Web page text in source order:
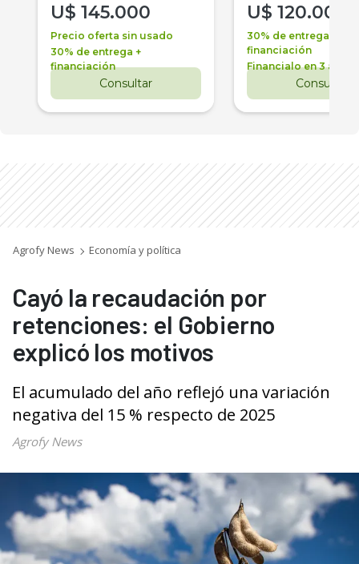
U$ 145.000
Precio oferta sin usado
30% de entrega +
financiación
Consultar
U$ 120.000
30% de entrega +
financiación
Financialo en 3 años
Consultar
Agrofy News Economía y política
Cayó la recaudación por
retenciones: el Gobierno
explicó los motivos
El acumulado del año reflejó una variación
negativa del 15 % respecto de 2025
Agrofy News